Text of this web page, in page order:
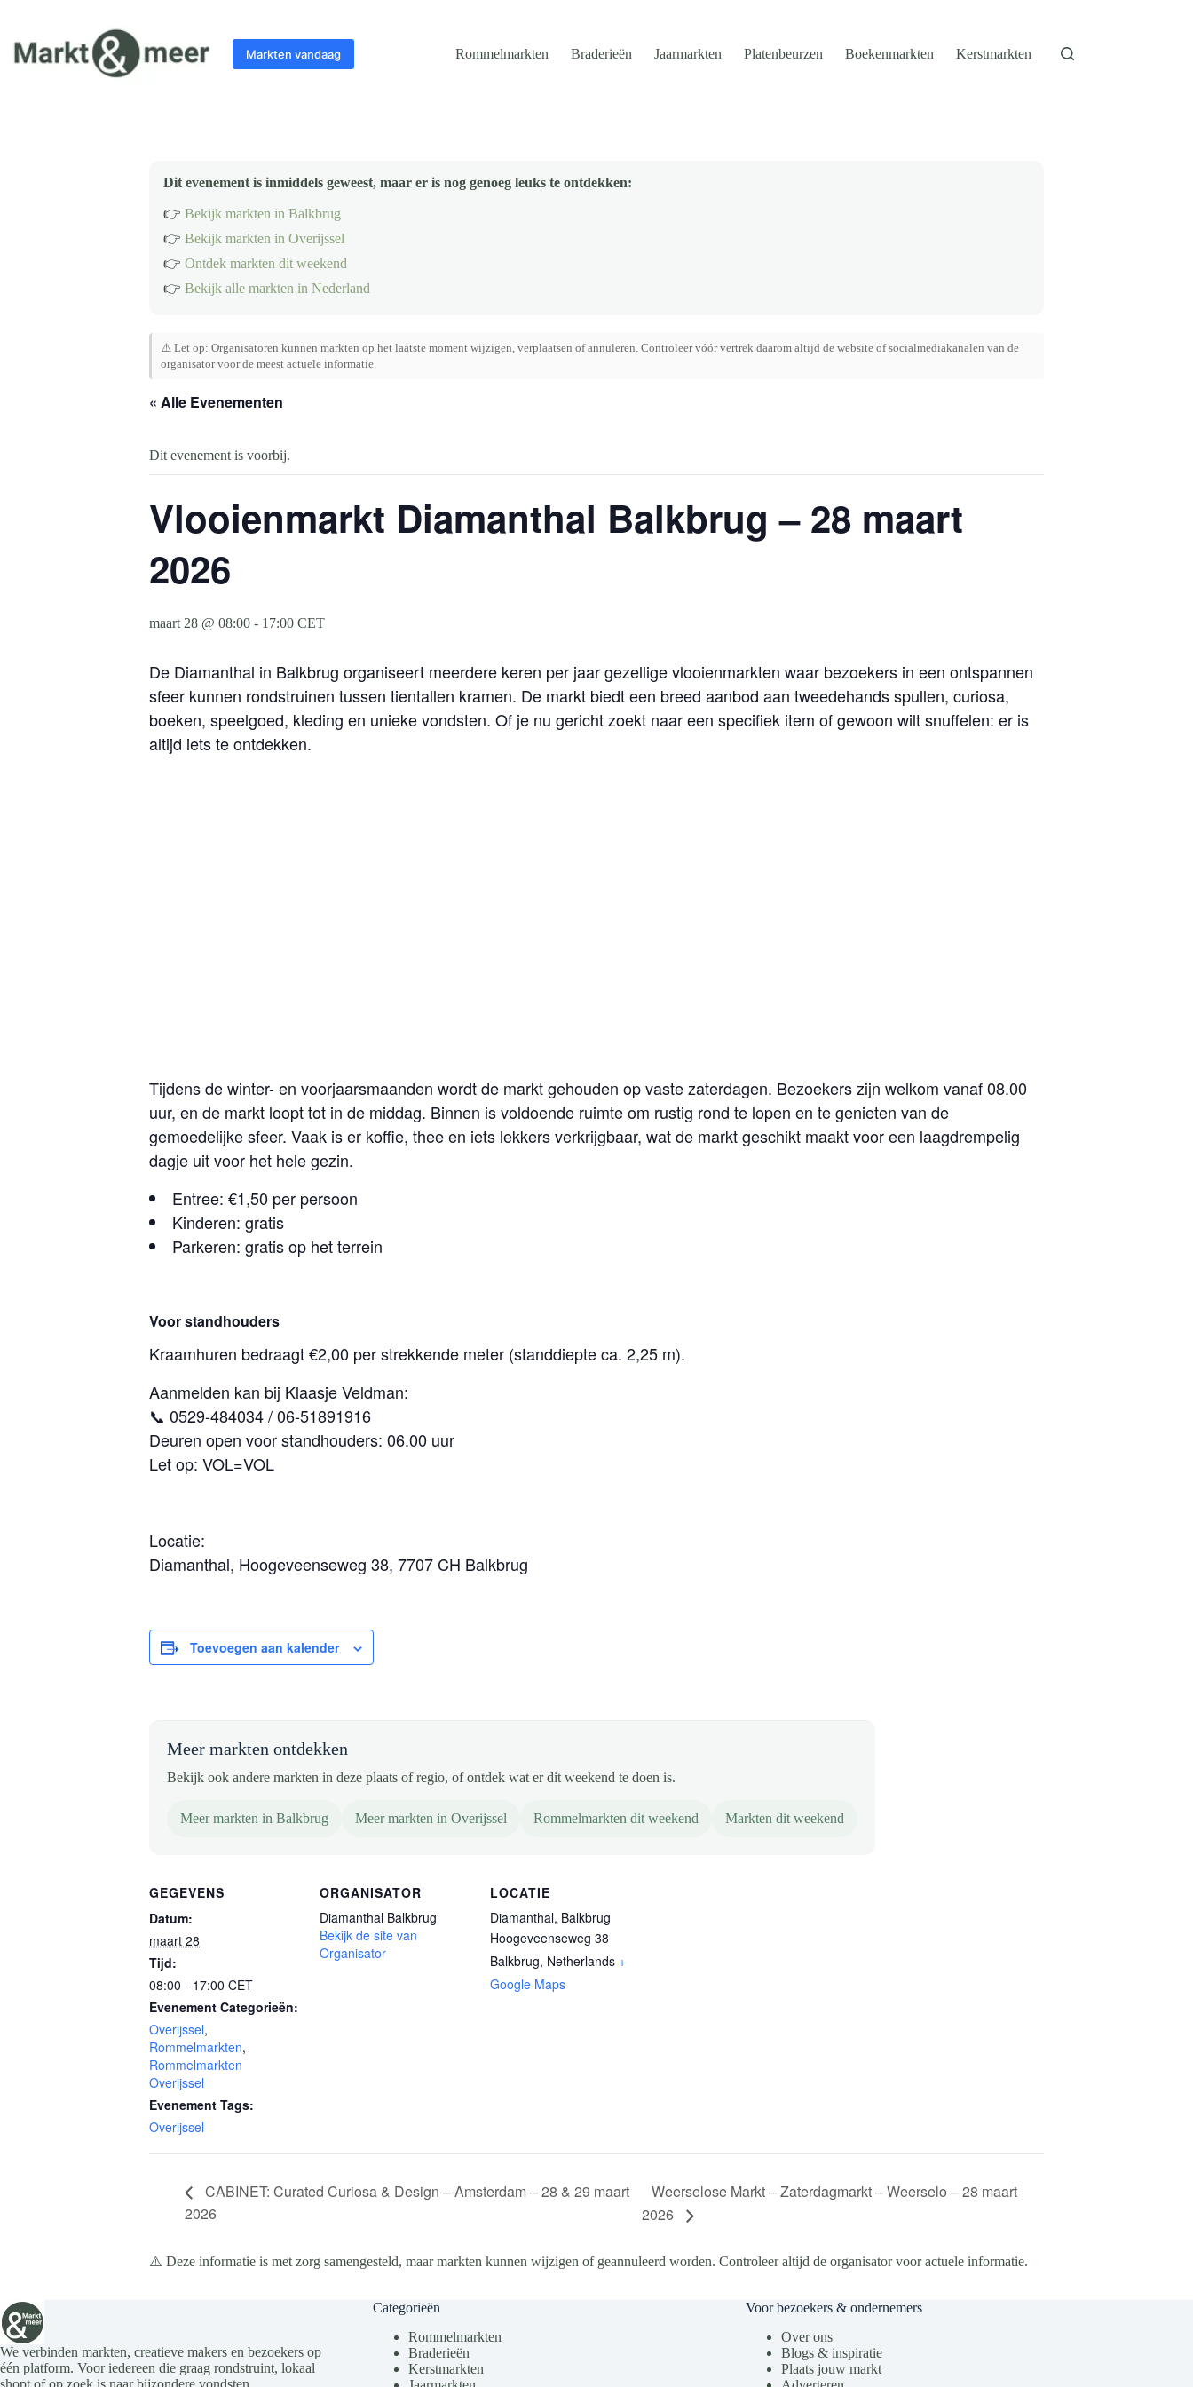
inhoud
Markten vandaag Rommelmarkten Braderieën Jaarmarkten Platenbeurzen Boekenmarkten Kerstmarkten
Dit evenement is inmiddels geweest, maar er is nog genoeg leuks te ontdekken:
👉 Bekijk markten in Balkbrug
👉 Bekijk markten in Overijssel
👉 Ontdek markten dit weekend
👉 Bekijk alle markten in Nederland
⚠️ Let op: Organisatoren kunnen markten op het laatste moment wijzigen, verplaatsen of annuleren. Controleer vóór vertrek daarom altijd de website of socialmediakanalen van de
organisator voor de meest actuele informatie.
« Alle Evenementen
Dit evenement is voorbij.
Vlooienmarkt Diamanthal Balkbrug – 28 maart
2026
maart 28 @ 08:00 - 17:00 CET
De Diamanthal in Balkbrug organiseert meerdere keren per jaar gezellige vlooienmarkten waar bezoekers in een ontspannen
sfeer kunnen rondstruinen tussen tientallen kramen. De markt biedt een breed aanbod aan tweedehands spullen, curiosa,
boeken, speelgoed, kleding en unieke vondsten. Of je nu gericht zoekt naar een specifiek item of gewoon wilt snuffelen: er is
altijd iets te ontdekken.
Tijdens de winter- en voorjaarsmaanden wordt de markt gehouden op vaste zaterdagen. Bezoekers zijn welkom vanaf 08.00
uur, en de markt loopt tot in de middag. Binnen is voldoende ruimte om rustig rond te lopen en te genieten van de
gemoedelijke sfeer. Vaak is er koffie, thee en iets lekkers verkrijgbaar, wat de markt geschikt maakt voor een laagdrempelig
dagje uit voor het hele gezin.
Entree: €1,50 per persoon
Kinderen: gratis
Parkeren: gratis op het terrein
Voor standhouders
Kraamhuren bedraagt €2,00 per strekkende meter (standdiepte ca. 2,25 m).
Aanmelden kan bij Klaasje Veldman:
📞 0529-484034 / 06-51891916
Deuren open voor standhouders: 06.00 uur
Let op: VOL=VOL
Locatie:
Diamanthal, Hoogeveenseweg 38, 7707 CH Balkbrug
Toevoegen aan kalender
Meer markten ontdekken
Bekijk ook andere markten in deze plaats of regio, of ontdek wat er dit weekend te doen is.
Meer markten in Balkbrug Meer markten in Overijssel Rommelmarkten dit weekend Markten dit weekend
GEGEVENS
Datum:
maart 28
Tijd:
08:00 - 17:00 CET
Evenement Categorieën:
Overijssel,
Rommelmarkten,
Rommelmarkten
Overijssel
Evenement Tags:
Overijssel
ORGANISATOR
Diamanthal Balkbrug
Bekijk de site van
Organisator
LOCATIE
Diamanthal, Balkbrug
Hoogeveenseweg 38
Balkbrug, Netherlands +
Google Maps
CABINET: Curated Curiosa & Design – Amsterdam – 28 & 29 maart
2026
Weerselose Markt – Zaterdagmarkt – Weerselo – 28 maart
2026
⚠️ Deze informatie is met zorg samengesteld, maar markten kunnen wijzigen of geannuleerd worden. Controleer altijd de organisator voor actuele informatie.
We verbinden markten, creatieve makers en bezoekers op
één platform. Voor iedereen die graag rondstruint, lokaal
shopt of op zoek is naar bijzondere vondsten.
Categorieën
Rommelmarkten
Braderieën
Kerstmarkten
Voor bezoekers & ondernemers
Over ons
Blogs & inspiratie
Plaats jouw markt